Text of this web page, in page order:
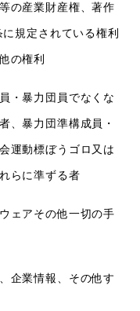
の産業財産権、著作
規定されている権利
の権利
・暴力団員でなくな
、暴力団準構成員・
運動標ぼうゴロ又は
らに準ずる者
ェアその他一切の手
企業情報、その他す